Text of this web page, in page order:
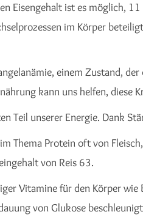
Eisengehalt ist es möglich,
im Körper
einem Zustand,
kann uns helfen, diese
Teil unserer Energie. Dank
Thema Protein oft von
von Reis 63.
Vitamine für den Körper
von Glukose